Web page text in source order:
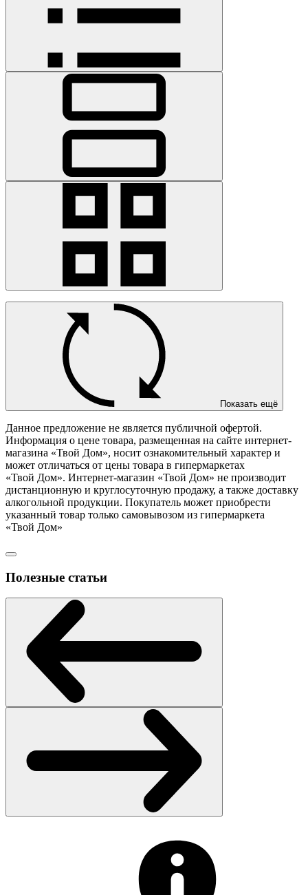
Показать ещё
Данное предложение не является публичной офертой.
Информация о цене товара, размещенная на сайте интернет-
магазина «Твой Дом», носит ознакомительный характер и
может отличаться от цены товара в гипермаркетах
«Твой Дом». Интернет-магазин «Твой Дом» не производит
дистанционную и круглосуточную продажу, а также доставку
алкогольной продукции. Покупатель может приобрести
указанный товар только самовывозом из гипермаркета
«Твой Дом»
Полезные статьи